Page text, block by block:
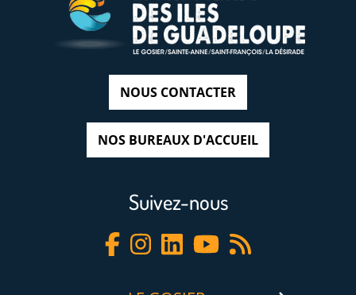
NOUS CONTACTER
NOS BUREAUX D'ACCUEIL
Suivez-nous